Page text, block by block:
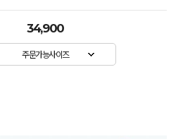
34,900
주문가능사이즈